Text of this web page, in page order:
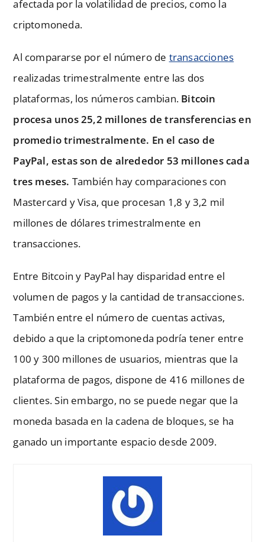
afectada por la volatilidad de precios, como la
criptomoneda.
Al compararse por el número de transacciones
realizadas trimestralmente entre las dos
plataformas, los números cambian. Bitcoin
procesa unos 25,2 millones de transferencias en
promedio trimestralmente. En el caso de
PayPal, estas son de alrededor 53 millones cada
tres meses. También hay comparaciones con
Mastercard y Visa, que procesan 1,8 y 3,2 mil
millones de dólares trimestralmente en
transacciones.
Entre Bitcoin y PayPal hay disparidad entre el
volumen de pagos y la cantidad de transacciones.
También entre el número de cuentas activas,
debido a que la criptomoneda podría tener entre
100 y 300 millones de usuarios, mientras que la
plataforma de pagos, dispone de 416 millones de
clientes. Sin embargo, no se puede negar que la
moneda basada en la cadena de bloques, se ha
ganado un importante espacio desde 2009.